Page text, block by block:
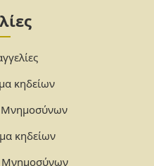
κηδείων
κηδείων